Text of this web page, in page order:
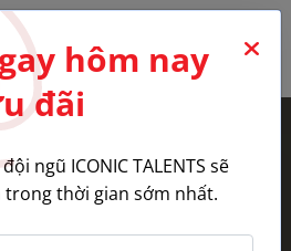
hôm nay
đãi
ngũ ICONIC TALENTS sẽ
trong thời gian sớm nhất.